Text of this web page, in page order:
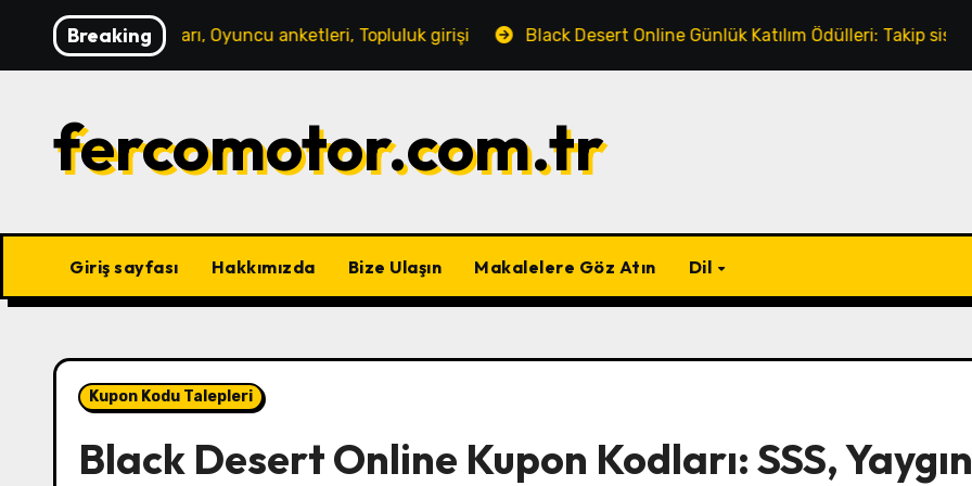
content
Breaking
Oyuncu anketleri, Topluluk girişi Black Desert Online Günlük Katılım Ödülleri: Takip sistemleri, Takvim
fercomotor.com.tr
Giriş sayfası Hakkımızda Bize Ulaşın Makalelere Göz Atın Dil
Kupon Kodu Talepleri
Black Desert Online Kupon Kodları: SSS, Yaygın